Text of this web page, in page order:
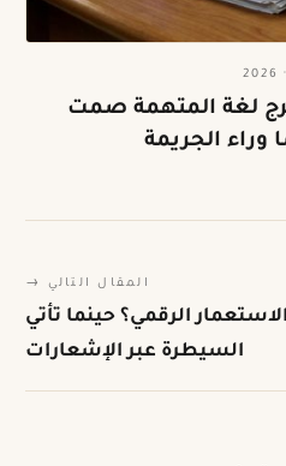
لغة المتهمة صمت
وراء الجريمة
المقال التالي →
الرقمي؟ حينما تأتي
السيطرة عبر الإشعارات